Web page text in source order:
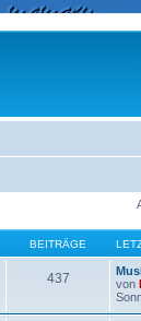
BEITRÄGE
437
von